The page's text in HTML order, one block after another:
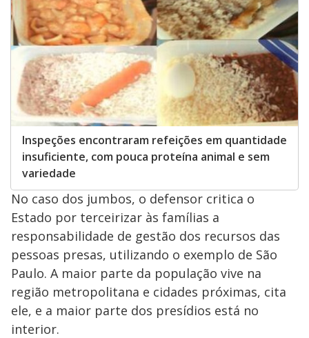
Inspeções encontraram refeições em quantidade
insuficiente, com pouca proteína animal e sem
variedade
No caso dos jumbos, o defensor critica o
Estado por terceirizar às famílias a
responsabilidade de gestão dos recursos das
pessoas presas, utilizando o exemplo de São
Paulo. A maior parte da população vive na
região metropolitana e cidades próximas, cita
ele, e a maior parte dos presídios está no
interior.